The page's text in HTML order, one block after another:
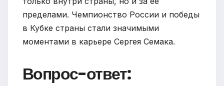
пределами. Чемпионство России и победы
в Кубке страны стали значимыми
моментами в карьере Сергея Семака.
Вопрос-ответ: